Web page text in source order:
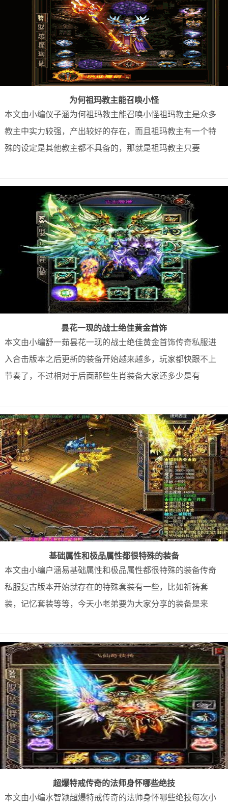
为何祖玛教主能召唤小怪
本文由小编仪子涵为何祖玛教主能召唤小怪祖玛教主是众多
教主中实力较强，产出较好的存在，而且祖玛教主有一个特
殊的设定是其他教主都不具备的，那就是祖玛教主只要
昙花一现的战士绝佳黄金首饰
本文由小编舒一茹昙花一现的战士绝佳黄金首饰传奇私服进
入合击版本之后更新的装备开始越来越多，玩家都快跟不上
节奏了，不过相对于后面那些生肖装备大家还多少是有
基础属性和极品属性都很特殊的装备
本文由小编户涵易基础属性和极品属性都很特殊的装备传奇
私服复古版本开始就存在的特殊套装有一些，比如祈祷套
装，记忆套装等等，今天小老弟要为大家分享的装备是来
超爆特戒传奇的法师身怀哪些绝技
本文由小编水智颖超爆特戒传奇的法师身怀哪些绝技每次小